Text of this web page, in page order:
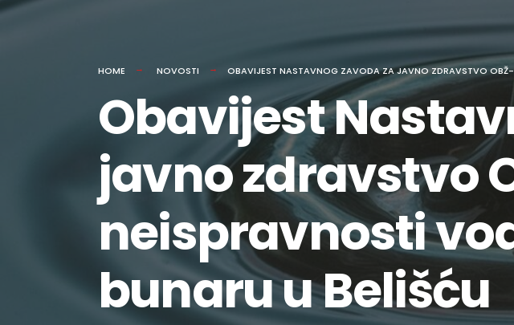
HOME NOVOSTI OBAVIJEST NASTAVNOG ZAVODA ZA JAVNO ZDRAVSTVO
Obavijest
javno zdravstvo
neispravnosti
bunaru u Belišću